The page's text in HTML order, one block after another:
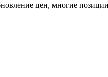
цен, многие